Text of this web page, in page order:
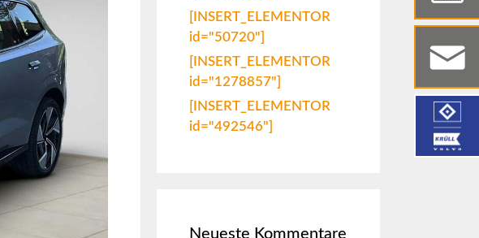
[INSERT_ELEMENTOR
id="50720"]
[INSERT_ELEMENTOR
id="1278857"]
[INSERT_ELEMENTOR
id="492546"]
Neueste Kommentare